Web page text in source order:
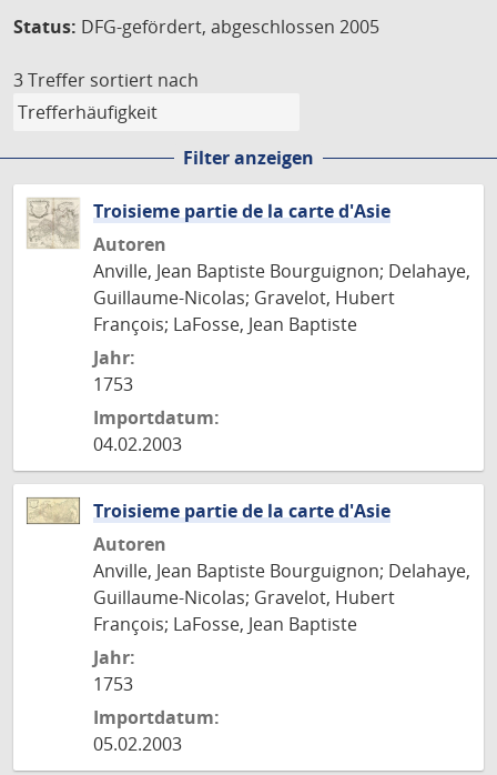
Status: DFG-gefördert, abgeschlossen 2005
3 Treffer sortiert nach
Filter anzeigen
Troisieme partie de la carte d'Asie
Autoren
Anville, Jean Baptiste Bourguignon; Delahaye,
Guillaume-Nicolas; Gravelot, Hubert
François; LaFosse, Jean Baptiste
Jahr:
1753
Importdatum:
04.02.2003
Troisieme partie de la carte d'Asie
Autoren
Anville, Jean Baptiste Bourguignon; Delahaye,
Guillaume-Nicolas; Gravelot, Hubert
François; LaFosse, Jean Baptiste
Jahr:
1753
Importdatum:
05.02.2003